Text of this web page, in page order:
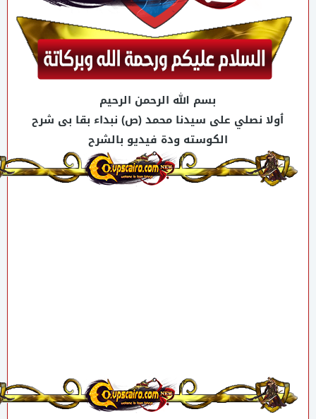
بسم الله الرحمن الرحيم
ٱولا نصلي على سيدنا محمد (ص) نبداء بقا بى شرح
الكوسته ودة فيديو بالشرح